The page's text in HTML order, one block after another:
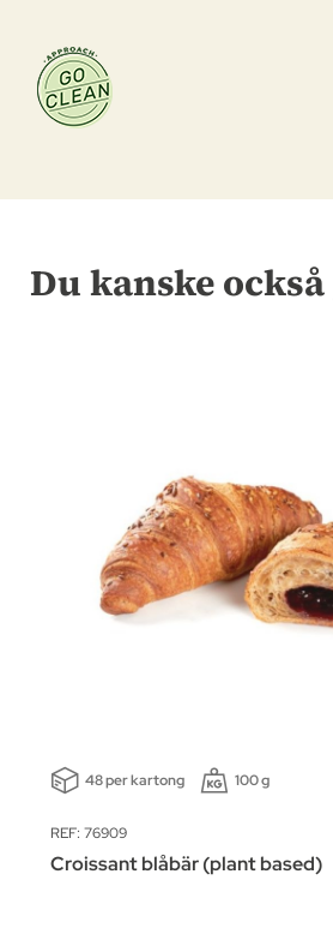
Du kanske
48 per kartong 100 g
REF: 76909
Croissant blåbär (plant based)